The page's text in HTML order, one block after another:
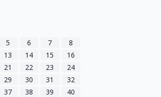
5 6 7
8
13 14 15
16
21 22 23
24
29 30 31
32
37 38 39
40